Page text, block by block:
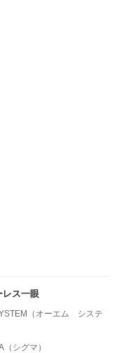
レス一眼
（オーエム システ
（シグマ）